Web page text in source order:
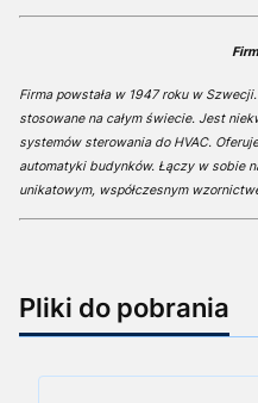
Firma powstała w 1947 roku w
stosowane na całym świecie. Jest
systemów sterowania do HVAC.
automatyki budynków. Łączy w sobie
unikatowym, współczesnym
Pliki do pobrania